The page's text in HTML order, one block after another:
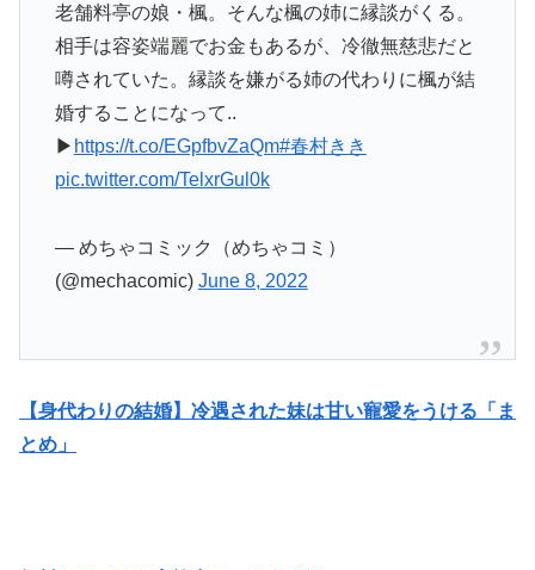
老舗料亭の娘・楓。そんな楓の姉に縁談がくる。
相手は容姿端麗でお金もあるが、冷徹無慈悲だと
噂されていた。縁談を嫌がる姉の代わりに楓が結
婚することになって..
▶ https://t.co/EGpfbvZaQm#春村きき
pic.twitter.com/TelxrGul0k
— めちゃコミック（めちゃコミ）
(@mechacomic) June 8, 2022
【身代わりの結婚】冷遇された妹は甘い寵愛をうける「ま
とめ」